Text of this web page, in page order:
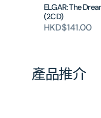
ELGAR: The
(2CD)
HKD$141.00
產品推介